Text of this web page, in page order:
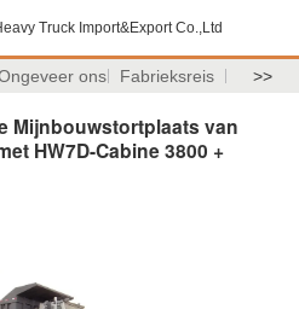
Truck Import&Export Co.,Ltd
ons Fabrieksreis >>
Mijnbouwstortplaats van
HW7D-Cabine 3800 +